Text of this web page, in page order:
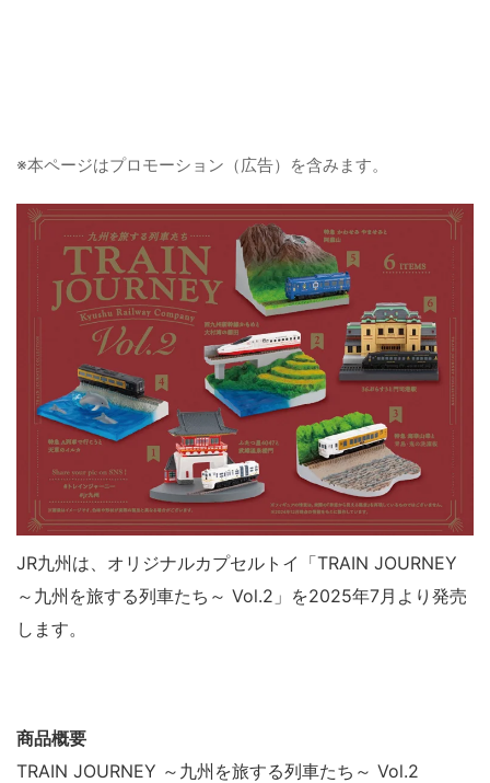
※本ページはプロモーション（広告）を含みます。
JR九州は、オリジナルカプセルトイ「TRAIN JOURNEY
～九州を旅する列車たち～ Vol.2」を2025年7月より発売
します。
商品概要
TRAIN JOURNEY ～九州を旅する列車たち～ Vol.2